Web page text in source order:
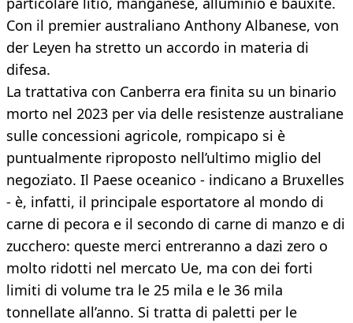
Con il premier australiano Anthony Albanese, von
der Leyen ha stretto un accordo in materia di
difesa.
La trattativa con Canberra era finita su un binario
morto nel 2023 per via delle resistenze australiane
sulle concessioni agricole, rompicapo si è
puntualmente riproposto nell’ultimo miglio del
negoziato. Il Paese oceanico - indicano a Bruxelles
- è, infatti, il principale esportatore al mondo di
carne di pecora e il secondo di carne di manzo e di
zucchero: queste merci entreranno a dazi zero o
molto ridotti nel mercato Ue, ma con dei forti
limiti di volume tra le 25 mila e le 36 mila
tonnellate all’anno. Si tratta di paletti per le